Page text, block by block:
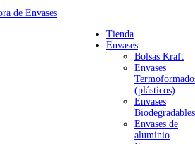
Tienda
Envases
Bolsas Kraft
Envases
(plásticos)
Envases
Biodegradables
Envases de
aluminio